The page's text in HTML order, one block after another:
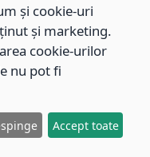
pentru serviciile
Asistență Socială
nr. 91 din 09.02.2018,
și cookie-uri
și marketing.
cookie-urilor
nu pot fi
Accept toate